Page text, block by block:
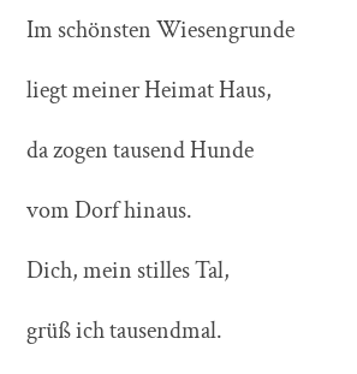
Im schönsten Wiesengrunde
liegt meiner Heimat Haus,
da zogen tausend Hunde
vom Dorf hinaus.
Dich, mein stilles Tal,
grüßich tausendmal.